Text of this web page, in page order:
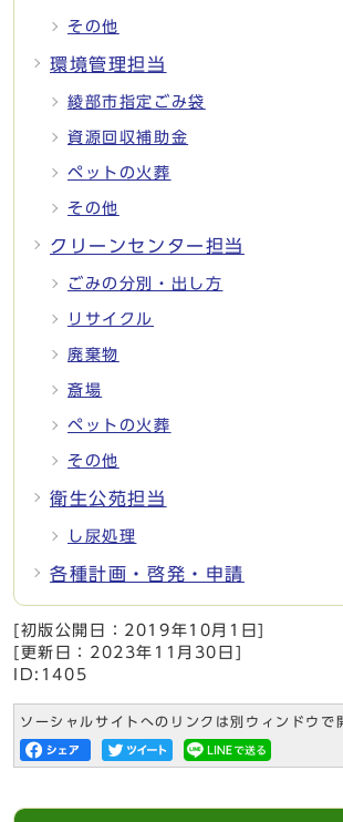
その他
環境管理担当
綾部市指定ごみ袋
資源回収補助金
ペットの火葬
その他
クリーンセンター担当
ごみの分別・出し方
リサイクル
廃棄物
斎場
ペットの火葬
その他
衛生公苑担当
し尿処理
各種計画・啓発・申請
[初版公開日： 2019年10月1日
[更新日： 2023年11月30日
ID:1405
ソーシャルサイトへのリンクは別ウィンドウで